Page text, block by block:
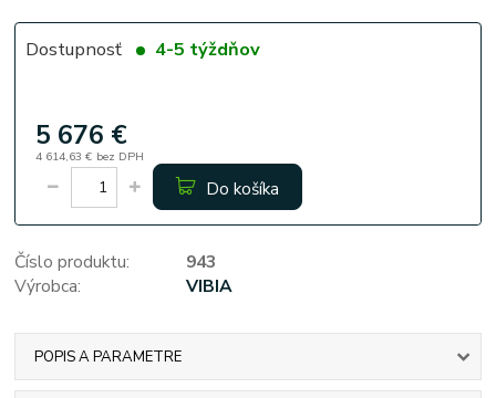
Dostupnosť 4-5 týždňov
5 676 €
4 614,63 € bez DPH
Do košíka
Číslo produktu:
943
Výrobca:
VIBIA
POPIS A PARAMETRE